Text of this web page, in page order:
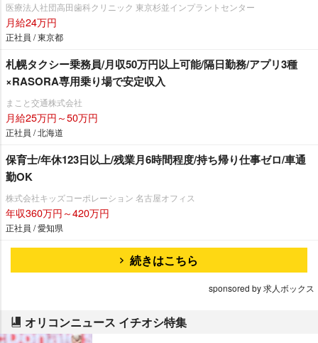
医療法人社団高田歯科クリニック 東京杉並インプラントセンター
月給24万円
正社員 / 東京都
札幌タクシー乗務員/月収50万円以上可能/隔日勤務/アプリ3種
×RASORA専用乗り場で安定収入
まこと交通株式会社
月給25万円～50万円
正社員 / 北海道
保育士/年休123日以上/残業月6時間程度/持ち帰り仕事ゼロ/車通
勤OK
株式会社キッズコーポレーション 名古屋オフィス
年収360万円～420万円
正社員 / 愛知県
続きはこちら
sponsored by 求人ボックス
オリコンニュース イチオシ特集